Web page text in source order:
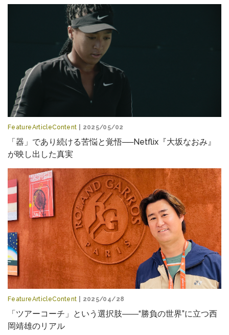
FeatureArticleContent | 2025/05/02
「器」であり続ける苦悩と覚悟──Netflix『大坂なおみ』
が映し出した真実
FeatureArticleContent | 2025/04/28
「ツアーコーチ」という選択肢――“勝負の世界”に立つ西
岡靖雄のリアル